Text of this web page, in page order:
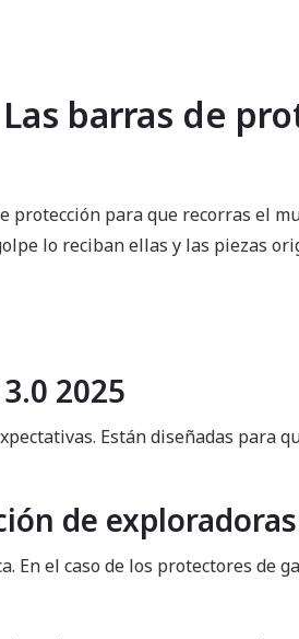
barras de
para que recorras el
lo reciban ellas y las piezas
2025
Están diseñadas para
de exploradoras
En el caso de los protectores de